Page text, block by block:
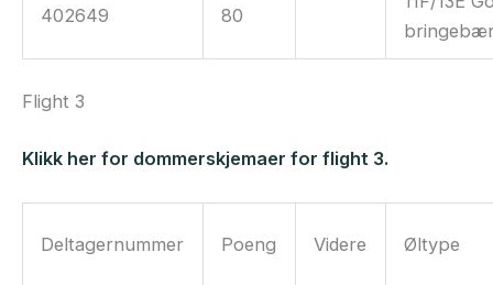
402649 80
Flight 3
Klikk her for dommerskjemaer for flight 3.
Deltagernummer Poeng Videre Øltype